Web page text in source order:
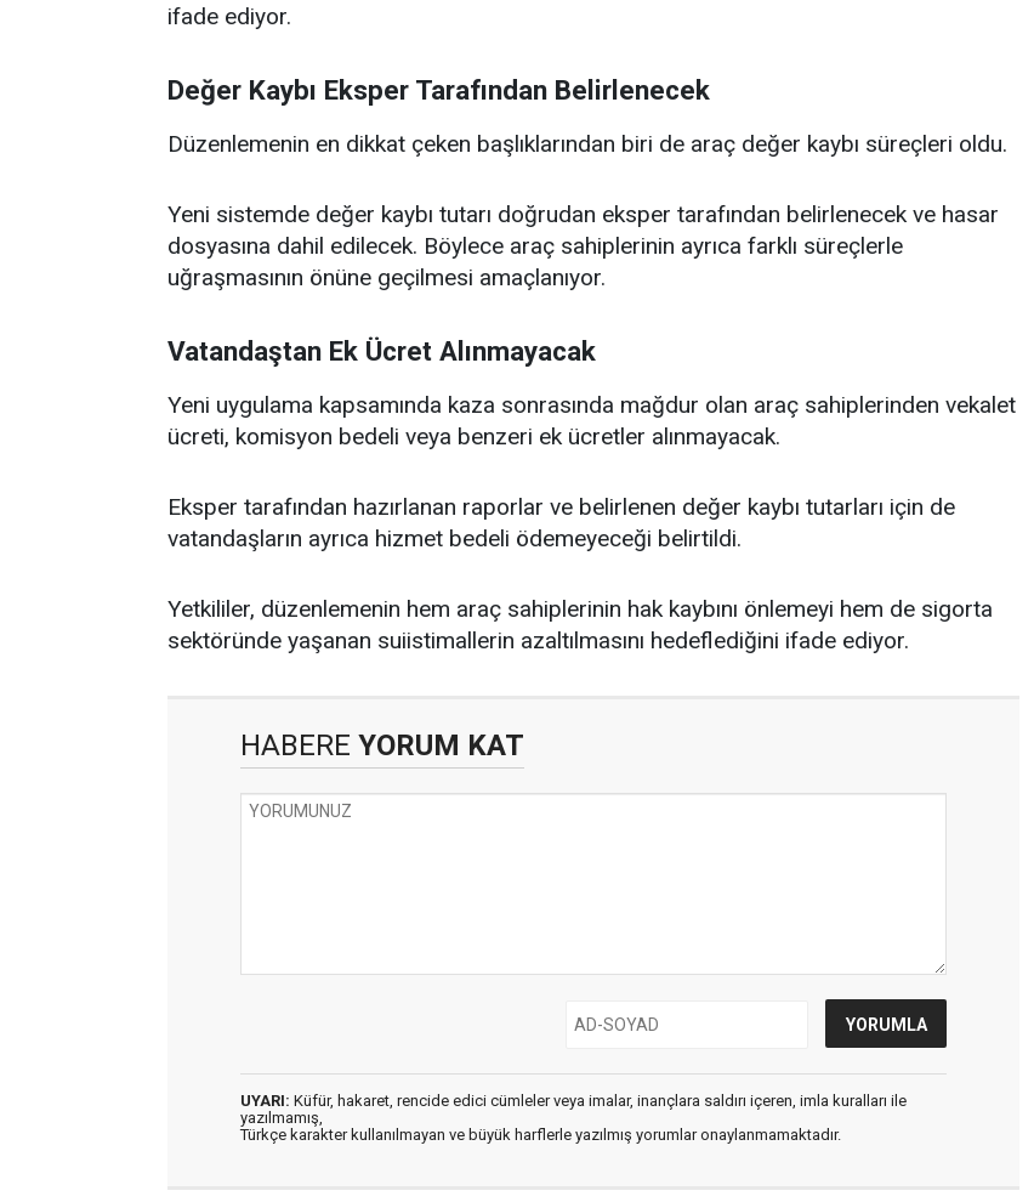
ifade ediyor.
Değer Kaybı Eksper Tarafından Belirlenecek
Düzenlemenin en dikkat çeken başlıklarından biri de araç değer kaybı süreçleri oldu.
Yeni sistemde değer kaybı tutarı doğrudan eksper tarafından belirlenecek ve hasar
dosyasına dahil edilecek. Böylece araç sahiplerinin ayrıca farklı süreçlerle
uğraşmasının önüne geçilmesi amaçlanıyor.
Vatandaştan Ek Ücret Alınmayacak
Yeni uygulama kapsamında kaza sonrasında mağdur olan araç sahiplerinden vekalet
ücreti, komisyon bedeli veya benzeri ek ücretler alınmayacak.
Eksper tarafından hazırlanan raporlar ve belirlenen değer kaybı tutarları için de
vatandaşların ayrıca hizmet bedeli ödemeyeceği belirtildi.
Yetkililer, düzenlemenin hem araç sahiplerinin hak kaybını önlemeyi hem de sigorta
sektöründe yaşanan suiistimallerin azaltılmasını hedeflediğini ifade ediyor.
HABERE YORUM KAT
UYARI: Küfür, hakaret, rencide edici cümleler veya imalar, inançlara saldırı içeren, imla kuralları ile
yazılmamış,
Türkçe karakter kullanılmayan ve büyük harflerle yazılmış yorumlar onaylanmamaktadır.